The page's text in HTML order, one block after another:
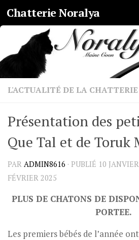
Skip to content
Chatterie Noralya
L'ACTUALITÉ DE LA CHATTERIE
Présentation des
Que Tal et de Toruk
PAR ADMIN8616 · PUBLIÉ 10
FÉVRIER 2025
PLUS DE CHATONS DE
PORTEE.
Les premiers bébés de l’année